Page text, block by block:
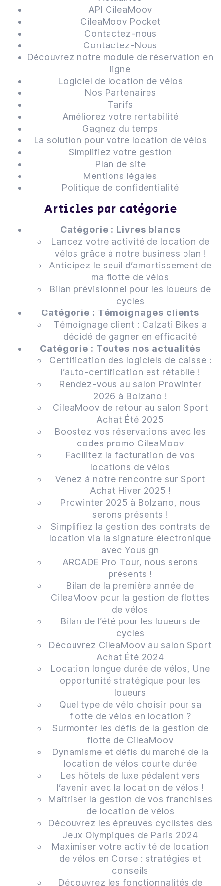
API CileaMoov
CileaMoov Pocket
Contactez-nous
Contactez-Nous
Découvrez notre module de réservation en
ligne
Logiciel de location de vélos
Nos Partenaires
Tarifs
Améliorez votre rentabilité
Gagnez du temps
La solution pour votre location de vélos
Simplifiez votre gestion
Plan de site
Mentions légales
Politique de confidentialité
Articles par catégorie
Catégorie : Livres blancs
Lancez votre activité de location de
vélos grâce à notre business plan !
Anticipez le seuil d’amortissement de
ma flotte de vélos
Bilan prévisionnel pour les loueurs de
cycles
Catégorie : Témoignages clients
Témoignage client : Calzati Bikes a
décidé de gagner en efficacité
Catégorie : Toutes nos actualités
Certification des logiciels de caisse :
l’auto-certification est rétablie !
Rendez-vous au salon Prowinter
2026 à Bolzano !
CileaMoov de retour au salon Sport
Achat Été 2025
Boostez vos réservations avec les
codes promo CileaMoov
Facilitez la facturation de vos
locations de vélos
Venez à notre rencontre sur Sport
Achat Hiver 2025 !
Prowinter 2025 à Bolzano, nous
serons présents !
Simplifiez la gestion des contrats de
location via la signature électronique
avec Yousign
ARCADE Pro Tour, nous serons
présents !
Bilan de la première année de
CileaMoov pour la gestion de flottes
de vélos
Bilan de l’été pour les loueurs de
cycles
Découvrez CileaMoov au salon Sport
Achat Été 2024
Location longue durée de vélos, Une
opportunité stratégique pour les
loueurs
Quel type de vélo choisir pour sa
flotte de vélos en location ?
Surmonter les défis de la gestion de
flotte de CileaMoov
Dynamisme et défis du marché de la
location de vélos courte durée
Les hôtels de luxe pédalent vers
l’avenir avec la location de vélos !
Maîtriser la gestion de vos franchises
de location de vélos
Découvrez les épreuves cyclistes des
Jeux Olympiques de Paris 2024
Maximiser votre activité de location
de vélos en Corse : stratégies et
conseils
Découvrez les fonctionnalités de